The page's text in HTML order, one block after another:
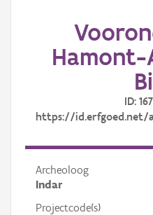
Hamont-
ID:
https://id.erfgoed.net/
Archeoloog
Indar
Projectcode(s)